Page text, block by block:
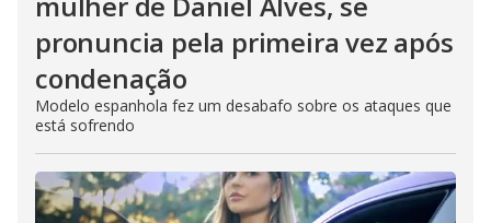
pronuncia pela primeira vez após
condenação
Modelo espanhola fez um desabafo sobre os ataques que
está sofrendo